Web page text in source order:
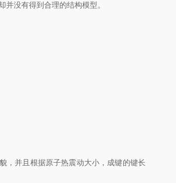
没有得到合理的结构模型。
，并且根据原子热震动大小，成键的键长